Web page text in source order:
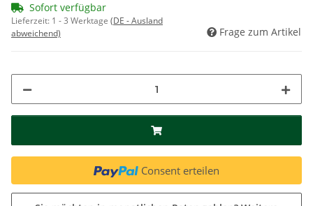
Sofort verfügbar
Lieferzeit: 1 - 3 Werktage (DE - Ausland
abweichend)
Frage zum Artikel
Consent erteilen